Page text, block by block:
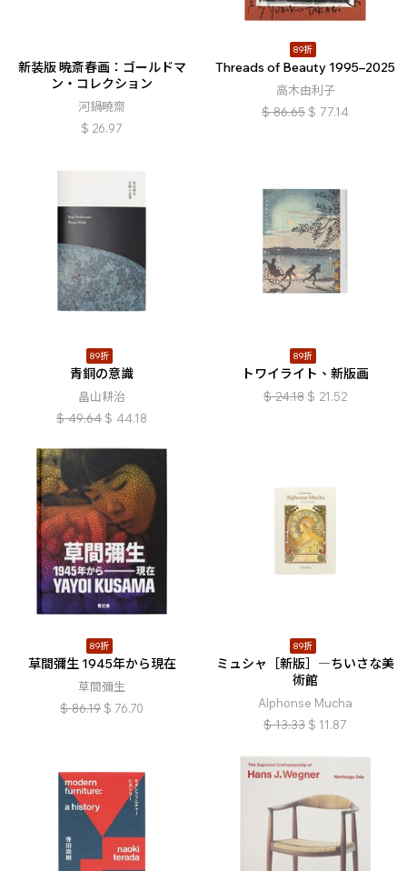
新装版 暁斎春画：ゴールドマ
ン・コレクション
河鍋曉齋
$ 26.97
89折
Threads of Beauty 1995–2025
高木由利子
$ 86.65 $ 77.14
89折
青銅の意識
畠山耕治
$ 49.64 $ 44.18
89折
トワイライト、新版画
$ 24.18 $ 21.52
89折
草間彌生 1945年から現在
草間彌生
$ 86.19 $ 76.70
89折
ミュシャ［新版］―ちいさな美
術館
Alphonse Mucha
$ 13.33 $ 11.87